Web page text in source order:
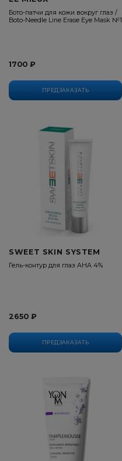
ПРЕДЗАКАЗАТЬ
Бото-патчи для кожи вокруг глаз /
Boto-Needle Line Erase Eye Mask №1
1700 ₽
ПРЕДЗАКАЗАТЬ
SWEET SKIN SYSTEM
Гель-контур для глаз AHA 4%
2650 ₽